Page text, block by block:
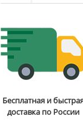
Доставка:
2-3 дня
Стойка
и
Бесплатная и
доставка по России